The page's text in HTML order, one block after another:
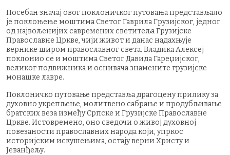
Посебан значај овог поклоничког путовања представљало
је поклоњење моштима Светог Гаврила Грузијског, једног
од највољенијих савремених светитеља Грузијске
Православне Цркве, чији живот и данас надахњује
вернике широм православног света. Владика Алексеј
поклонио се и моштима Светог Давида Гареџијског,
великог подвижника и оснивача знамените грузијске
монашке лавре.
Поклоничко путовање представља драгоцену прилику за
духовно укрепљење, молитвено сабрање и продубљивање
братских веза између Српске и Грузијске Православне
Цркве. Истовремено, оно сведочи о живој духовној
повезаности православних народа који, упркос
историјским искушењима, остају верни Христу и
Јеванђељу.